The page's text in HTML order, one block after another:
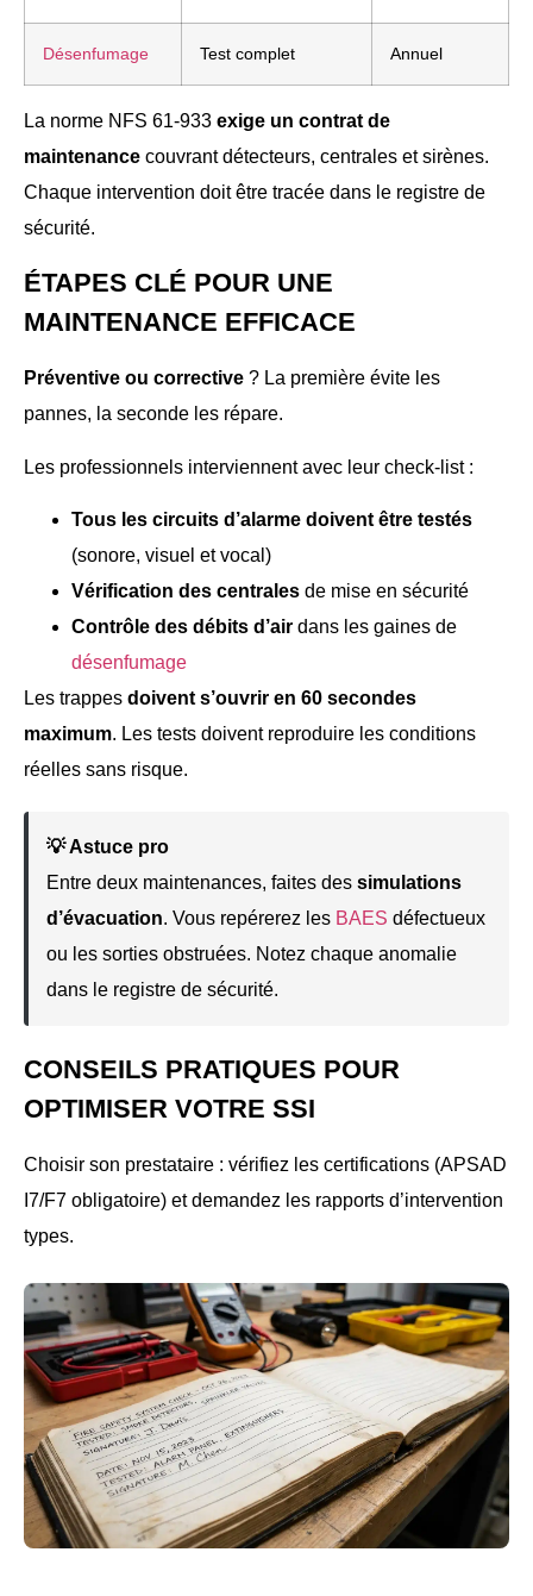
Désenfumage Test complet Annuel
La norme NFS 61-933 exige un contrat de
maintenance couvrant détecteurs, centrales et sirènes.
Chaque intervention doit être tracée dans le registre de
sécurité.
ÉTAPES CLÉ POUR UNE
MAINTENANCE EFFICACE
Préventive ou corrective ? La première évite les
pannes, la seconde les répare.
Les professionnels interviennent avec leur check-list :
Tous les circuits d’alarme doivent être testés
(sonore, visuel et vocal)
Vérification des centrales de mise en sécurité
Contrôle des débits d’air dans les gaines de
désenfumage
Les trappes doivent s’ouvrir en 60 secondes
maximum. Les tests doivent reproduire les conditions
réelles sans risque.
💡 Astuce pro
Entre deux maintenances, faites des simulations
d’évacuation. Vous repérerez les BAES défectueux
ou les sorties obstruées. Notez chaque anomalie
dans le registre de sécurité.
CONSEILS PRATIQUES POUR
OPTIMISER VOTRE SSI
Choisir son prestataire : vérifiez les certifications (APSAD
I7/F7 obligatoire) et demandez les rapports d’intervention
types.